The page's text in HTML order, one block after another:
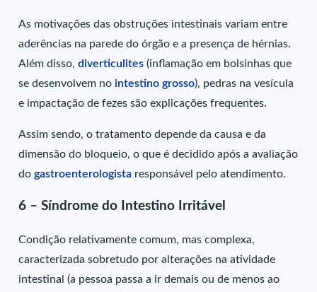
As motivações das obstruções intestinais variam entre
aderências na parede do órgão e a presença de hérnias.
Além disso,diverticulites (inflamação em bolsinhas que
se desenvolvem no intestino grosso), pedras na vesícula
e impactação de fezes são explicações frequentes.
Assim sendo, o tratamento depende da causa e da
dimensão do bloqueio, o que é decidido após a avaliação
dogastroenterologista responsável pelo atendimento.
6 – Síndrome do Intestino Irritável
Condição relativamente comum, mas complexa,
caracterizada sobretudo por alterações na atividade
intestinal (a pessoa passa a ir demais ou de menos ao